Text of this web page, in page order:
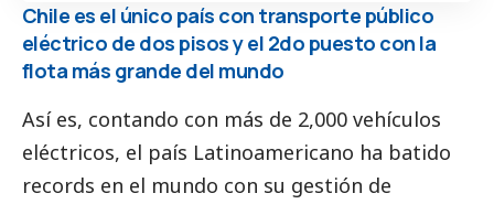
Chile es el único país con transporte público
eléctrico de dos pisos y el 2do puesto con la
flota más grande del mundo
Así es, contando con más de 2,000 vehículos
eléctricos, el país Latinoamericano ha batido
records en el mundo con su gestión de